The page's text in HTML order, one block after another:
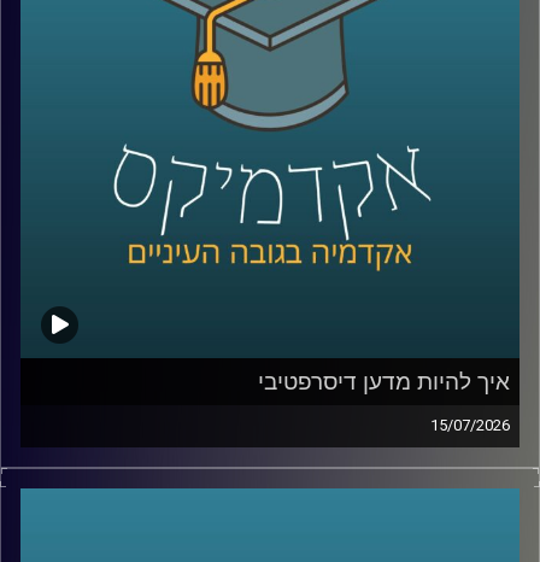
ככל שהמערכות האלה הופכות לחכמות יותר, עולה שאלה
הרבה יותר גדולה מרק מה הטכנולוגיה יודעת לעשות: האם
אנחנו יכולים לסמוך עליה? מתי אדם צריך לקבל את ההחלטה,
ומתי אפשר לתת למכונה לעשות את זה? ואם היא טועה, מי
על כל אלו נדבר עם ד״ר אביב בר זוהר, דוקטור למשפטים
בנושא חוקיות רחפנים אוטונומיים קטלניים ומשמעות
מעורבות האדם בחוג ההפעלה.
קרדיט תמונות:AudioVersity
איך להיות מדען דיסרפטיבי
15/07/2026
הרבה מההמצאות שאנחנו מכירים התחילו בכלל מטעות.
פניצילין שנולד מצלחת פטרי שהתמלאה עובש, פוסט־איט